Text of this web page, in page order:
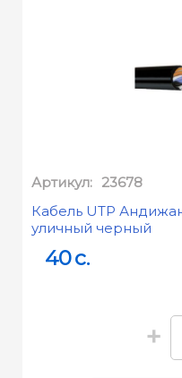
Артикул: 23678
Кабель UTP
уличный черный
40c.
+